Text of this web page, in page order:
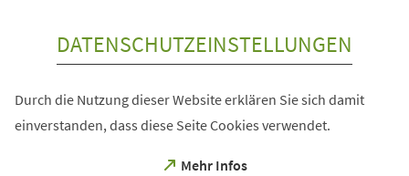
DATENSCHUTZEINSTELLUNGEN
Durch die Nutzung dieser Website erklären Sie sich damit
einverstanden, dass diese Seite Cookies verwendet.
Mehr Infos
(Öffnet